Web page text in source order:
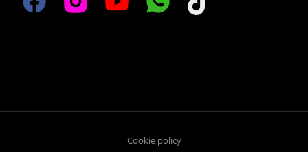
Cookie policy